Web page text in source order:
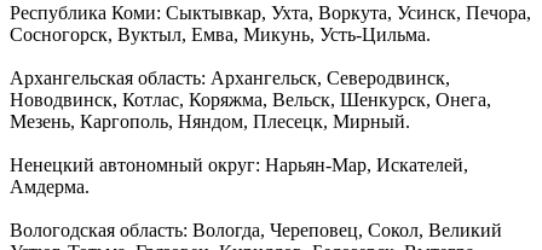
Республика Коми: Сыктывкар, Ухта, Воркута, Усинск, Печора,
Сосногорск, Вуктыл, Емва, Микунь, Усть-Цильма.
Архангельская область: Архангельск, Северодвинск,
Новодвинск, Котлас, Коряжма, Вельск, Шенкурск, Онега,
Мезень, Каргополь, Няндом, Плесецк, Мирный.
Ненецкий автономный округ: Нарьян-Мар, Искателей,
Амдерма.
Вологодская область: Вологда, Череповец, Сокол, Великий